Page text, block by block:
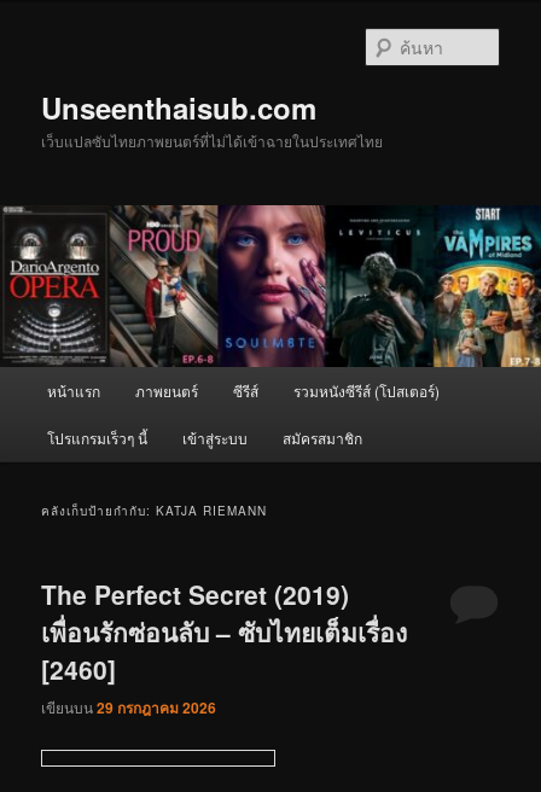
Unseenthaisub.com
เว็บแปลซับไทยภาพยนตร์ที่ไม่ได้เข้าฉายในประเทศไทย
หน้าแรก ภาพยนตร์ ซีรีส์ รวมหนังซีรีส์ (โปสเตอร์)
โปรแกรมเร็วๆ นี้ เข้าสู่ระบบ สมัครสมาชิก
คลังเก็บป้ายกำกับ:KATJA RIEMANN
The Perfect Secret (2019)
เพื่อนรักซ่อนลับ – ซับไทยเต็มเรื่อง
[2460]
เขียนบน29 กรกฎาคม 2026